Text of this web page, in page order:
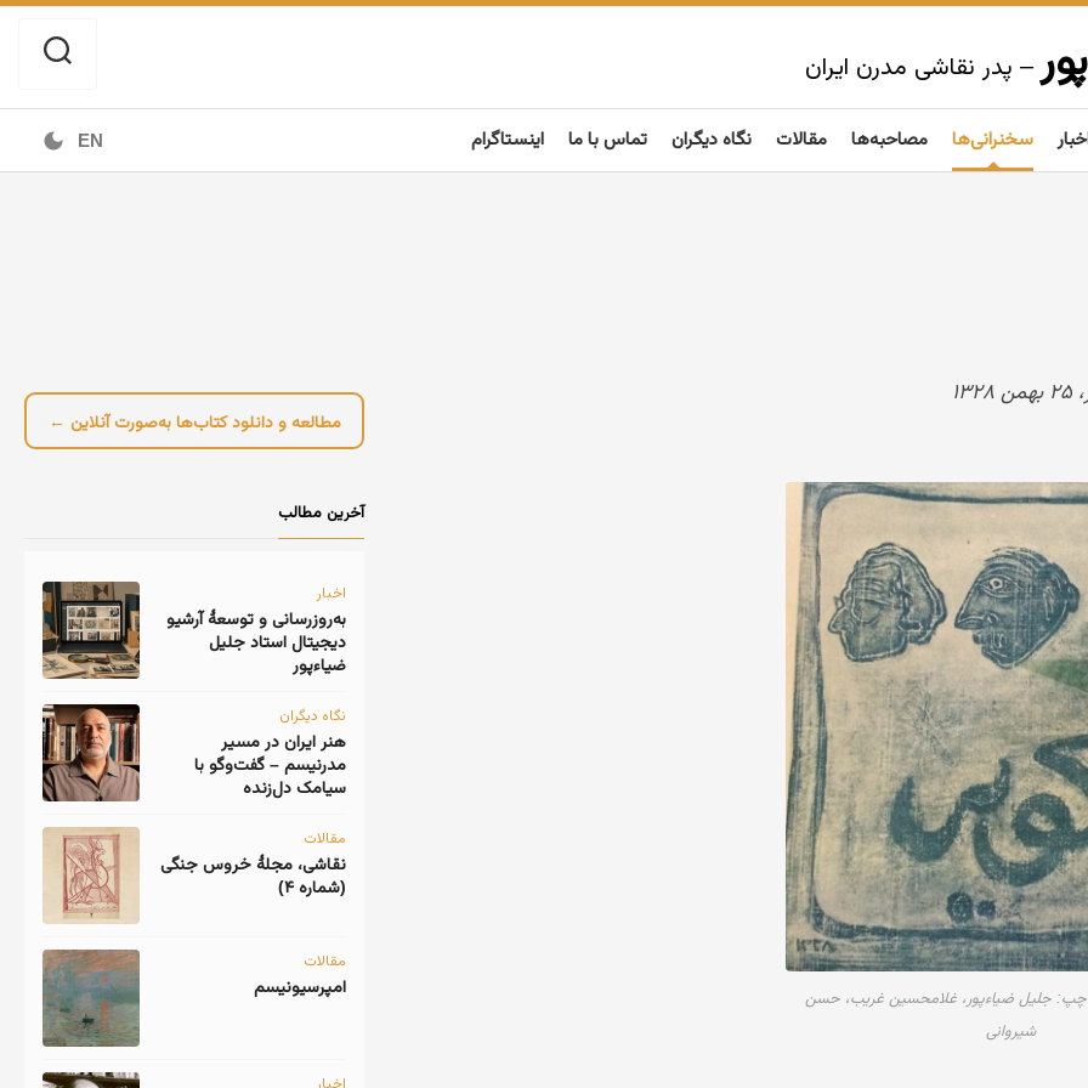
– پدر نقاشی مدرن ایران
سخنرانی‌ها مصاحبه‌ها مقالات نگاه دیگران تماس با ما اینستاگرام EN
کویر، ۱۳۲۸؛ از چپ: جلیل ضیاءپور، غلامحسین غریب، حسن
شیروانی
مطالعه و دانلود کتاب‌ها به‌صورت آنلاین ←
آخرین مطالب
اخبار
به‌روزرسانی و توسعهٔ آرشیو
دیجیتال استاد جلیل
ضیاءپور
نگاه دیگران
هنر ایران در مسیر
مدرنیسم – گفت‌وگو با
سیامک دل‌زنده
مقالات
نقاشی، مجلهٔ خروس جنگی
(شماره ۴)
مقالات
امپرسیونیسم
اخبار